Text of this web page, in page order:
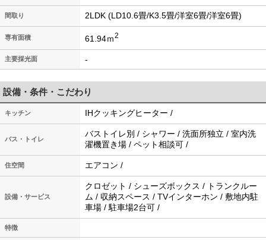
間取り 2LDK (LD10.6畳/K3.5畳/洋室6畳/洋室6畳)
専有面積 61.94ｍ2
主要採光面 -
設備・条件・こだわり
キッチン IHクッキングヒーター /
バス・トイレ
バストイレ別 / シャワー / 洗面所独立 / 室内洗
濯機置き場 / ペット相談可 /
住空間 エアコン /
設備・サービス
クロゼット / シューズボックス / トランクルー
ム / 収納スペース / TVインターホン / 敷地内駐
車場 / 駐車場2台可 /
特徴